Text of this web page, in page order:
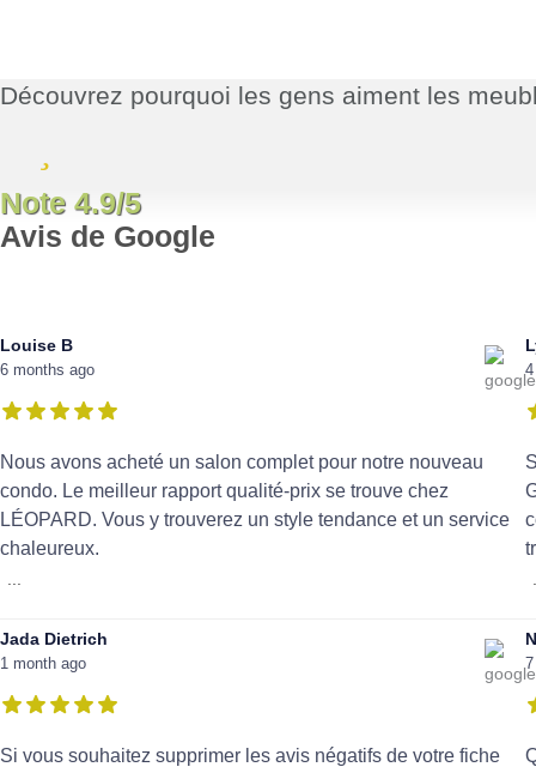
Découvrez pourquoi les gens aiment les
Note 4.9/5
Avis de Google
Louise B
6 months ago
Nous avons acheté un salon complet pour notre nouveau
condo. Le meilleur rapport qualité-prix se trouve chez
LÉOPARD. Vous y trouverez un style tendance et un service
chaleureux.
Jada Dietrich
1 month ago
Si vous souhaitez supprimer les avis négatifs de votre fiche